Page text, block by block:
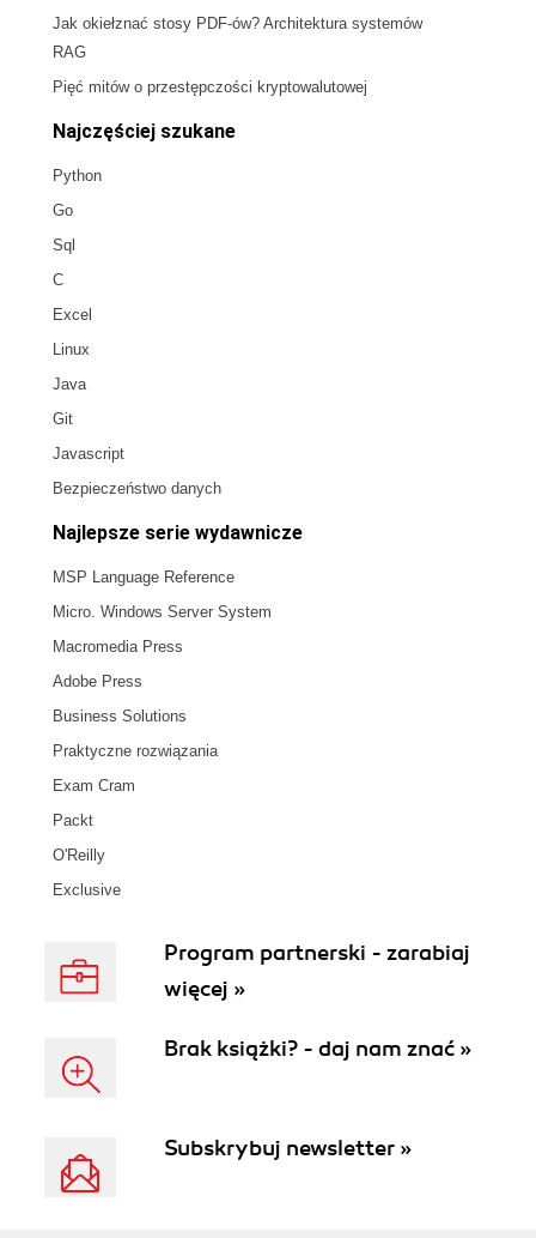
Jak okiełznać stosy PDF-ów? Architektura systemów
RAG
Pięć mitów o przestępczości kryptowalutowej
Najczęściej szukane
Python
Go
Sql
C
Excel
Linux
Java
Git
Javascript
Bezpieczeństwo danych
Najlepsze serie wydawnicze
MSP Language Reference
Micro. Windows Server System
Macromedia Press
Adobe Press
Business Solutions
Praktyczne rozwiązania
Exam Cram
Packt
O'Reilly
Exclusive
Program partnerski - zarabiaj
więcej »
Brak książki? - daj nam znać »
Subskrybuj newsletter »